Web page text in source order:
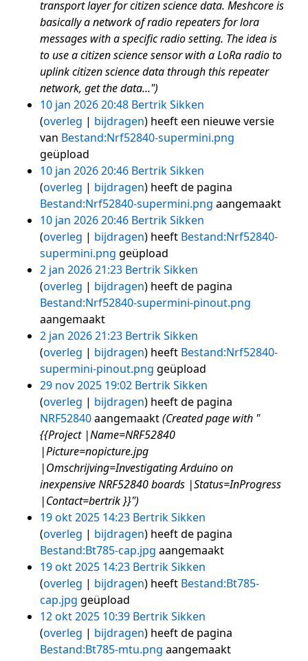
transport layer for citizen science data. Meshcore is
basically a network of radio repeaters for lora
messages with a specific radio setting. The idea is
to use a citizen science sensor with a LoRa radio to
uplink citizen science data through this repeater
network, get the data...")
10 jan 2026 20:48 Bertrik Sikken
overleg
bijdragen heeft een nieuwe versie
van Bestand:Nrf52840-supermini.png
geüpload
10 jan 2026 20:46 Bertrik Sikken
overleg
bijdragen heeft de pagina
Bestand:Nrf52840-supermini.png aangemaakt
10 jan 2026 20:46 Bertrik Sikken
overleg
bijdragen heeft Bestand:Nrf52840-
supermini.png geüpload
2 jan 2026 21:23 Bertrik Sikken
overleg
bijdragen heeft de pagina
Bestand:Nrf52840-supermini-pinout.png
aangemaakt
2 jan 2026 21:23 Bertrik Sikken
overleg
bijdragen heeft Bestand:Nrf52840-
supermini-pinout.png geüpload
29 nov 2025 19:02 Bertrik Sikken
overleg
bijdragen heeft de pagina
NRF52840aangemaakt(Created page with "
{{Project |Name=NRF52840
|Picture=nopicture.jpg
|Omschrijving=Investigating Arduino on
inexpensive NRF52840 boards |Status=InProgress
|Contact=bertrik }}")
19 okt 2025 14:23 Bertrik Sikken
overleg
bijdragen heeft de pagina
Bestand:Bt785-cap.jpg aangemaakt
19 okt 2025 14:23 Bertrik Sikken
overleg
bijdragen heeft Bestand:Bt785-
cap.jpg geüpload
12 okt 2025 10:39 Bertrik Sikken
overleg
bijdragen heeft de pagina
Bestand:Bt785-mtu.png aangemaakt